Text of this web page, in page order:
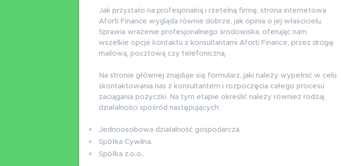
Jak przystało na profesjonalną i rzetelną firmę, strona internetowa
Aforti Finance wygląda równie dobrze, jak opinia o jej właścicielu.
Sprawia wrażenie profesjonalnego środowiska, oferując nam
wszelkie opcje kontaktu z konsultantami Aforti Finance, przez drogę
mailową, pocztową czy telefoniczną.
Na stronie głównej znajduje się formularz, jaki należy wypełnić w celu
skontaktowania nas z konsultantem i rozpoczęcia całego procesu
zaciągania pożyczki. Na tym etapie określić należy również rodzaj
działalności spośród następujących:
Jednoosobowa działalność gospodarcza.
Spółka Cywilna.
Spółka z.o.o..